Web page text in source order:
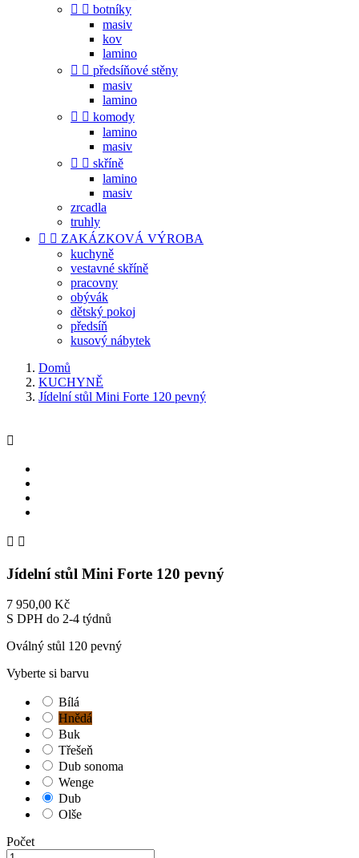
  botníky
masiv
kov
lamino
  předsíňové stěny
masiv
lamino
  komody
lamino
masiv
  skříně
lamino
masiv
zrcadla
truhly
  ZAKÁZKOVÁ VÝROBA
kuchyně
vestavné skříně
pracovny
obývák
dětský pokoj
předsíň
kusový nábytek
Domů
KUCHYNĚ
Jídelní stůl Mini Forte 120 pevný

 
Jídelní stůl Mini Forte 120 pevný
7 950,00 Kč
S DPH do 2-4 týdnů
Oválný stůl 120 pevný
Vyberte si barvu
Bílá
Hnědá
Buk
Třešeň
Dub sonoma
Wenge
Dub
Olše
Počet